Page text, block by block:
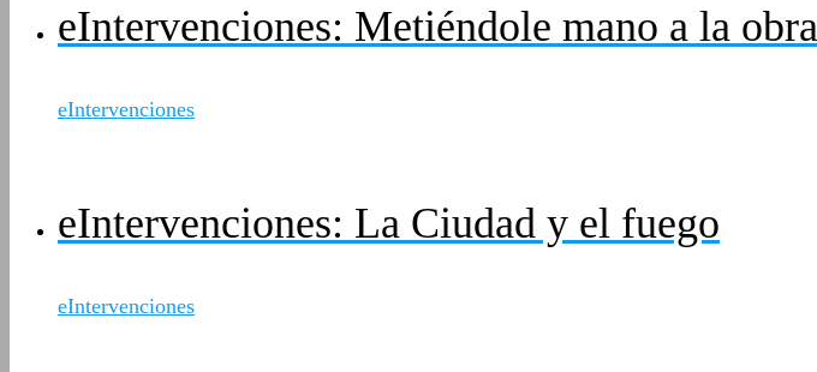
eIntervenciones: Metiéndole mano a la obra
eIntervenciones
eIntervenciones: La Ciudad y el fuego
eIntervenciones